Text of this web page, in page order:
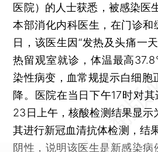
医院）的人士获悉，被感染医
本部消化内科医生，在门诊
日，该医生因“发热及头痛一
热留观室就诊，体温最高
染性病变，血常规提示白细胞
降。医院在当日下午17时对
23日上午，核酸检测结果显示
其进行新冠血清抗体检测，结
阴性，说明该医生是新感染病